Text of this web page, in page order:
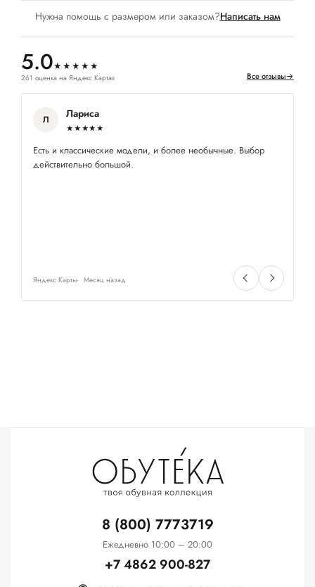
Нужна помощь с размером или заказом?Написать нам
5.0★★★★★
261 оценка на Яндекс Картах Все отзывы→
Л Лариса
★★★★★
Есть и классические модели, и более необычные. Выбор
действительно большой.
Яндекс Карты Месяц назад
8 (800) 7773719
Ежедневно 10:00 – 20:00
+7 4862 900-827